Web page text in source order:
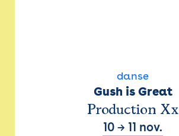
danse
Gush is Great
Production Xx
10 → 11 nov.